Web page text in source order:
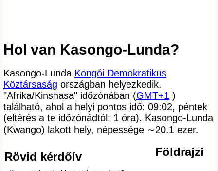
Hol van Kasongo-Lunda?
Kasongo-Lunda Kongói Demokratikus
Köztársaság országban helyezkedik.
"Afrika/Kinshasa" időzónában (GMT+1 )
található, ahol a helyi pontos idő: 09:02, péntek
(eltérés a te időzónádtól: 1 óra). Kasongo-Lunda
(Kwango) lakott hely, népessége ∼20.1 ezer.
Rövid kérdőív Földrajzi